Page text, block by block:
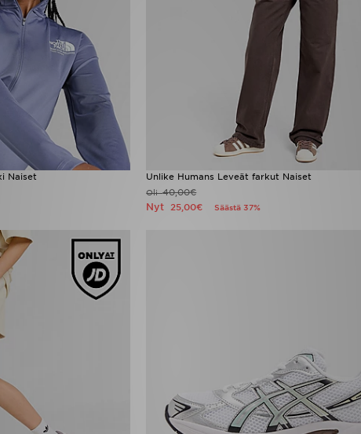
Naiset Unlike Humans Leveät farkut Naiset
Oli40,00€
Nyt25,00€ Säästä 37%